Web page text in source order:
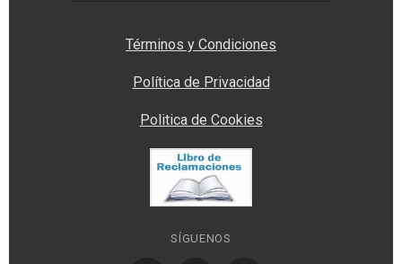
Términos y Condiciones
Política de Privacidad
Politica de Cookies
SÍGUENOS